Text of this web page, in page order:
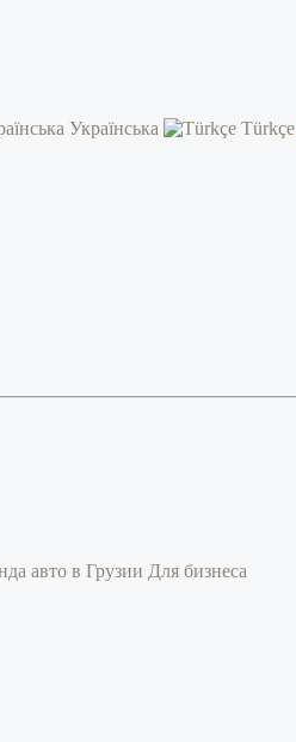
Українська Türkçe
авто в Грузии Для бизнеса